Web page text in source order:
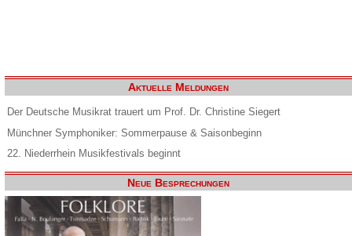
Aktuelle Meldungen
Der Deutsche Musikrat trauert um Prof. Dr. Christine Siegert
Münchner Symphoniker: Sommerpause & Saisonbeginn
22. Niederrhein Musikfestivals beginnt
Neue Besprechungen